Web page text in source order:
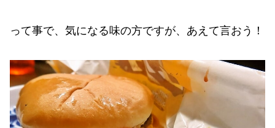
って事で、気になる味の方ですが、あえて言おう！